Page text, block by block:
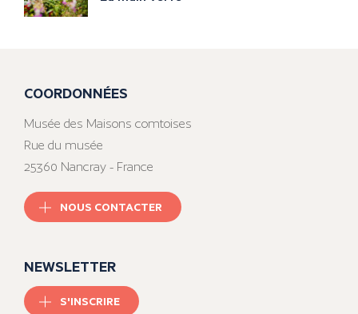
COORDONNÉES
Musée des Maisons comtoises
Rue du musée
25360 Nancray - France
NOUS CONTACTER
NEWSLETTER
S'INSCRIRE